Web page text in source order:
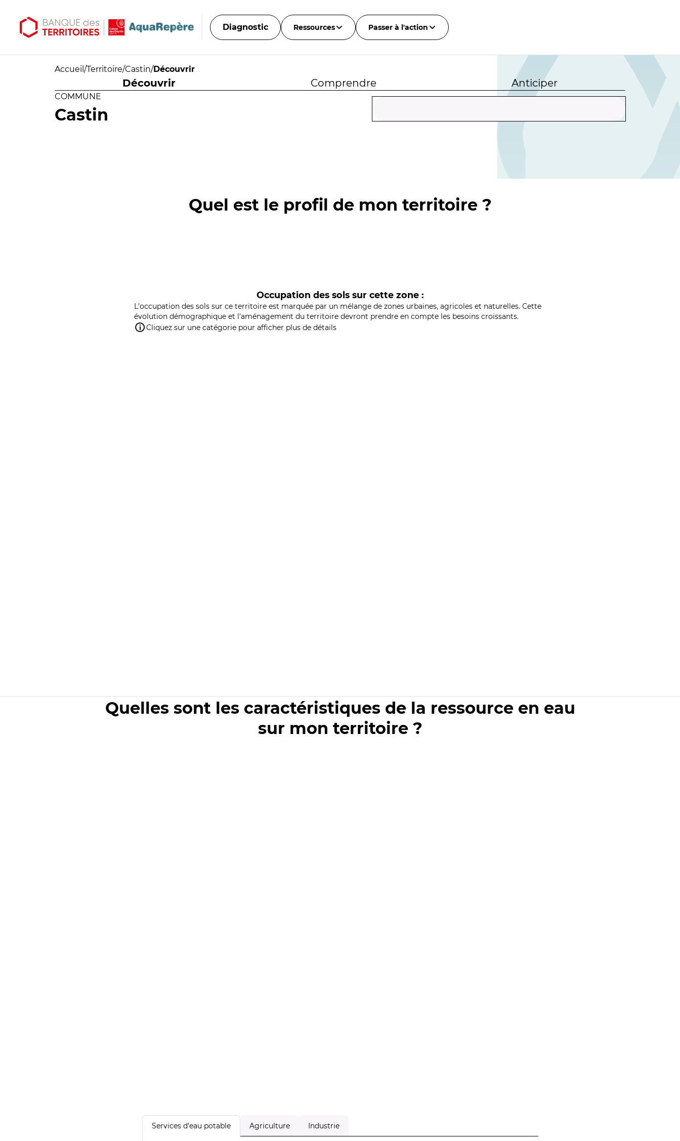
Diagnostic Ressources Passer à l'action
Accueil /Territoire/Castin/Découvrir
Découvrir Comprendre Anticiper
COMMUNE
Castin
Quel est le profil de mon territoire ?
Occupation des sols sur cette zone :
L'occupation des sols sur ce territoire est marquée par un mélange de zones urbaines, agricoles et naturelles. Cette
évolution démographique et l'aménagement du territoire devront prendre en compte les besoins croissants.
Cliquez sur une catégorie pour afficher plus de détails
Quelles sont les caractéristiques de la ressource en eau
sur mon territoire ?
Services d'eau potable Agriculture Industrie